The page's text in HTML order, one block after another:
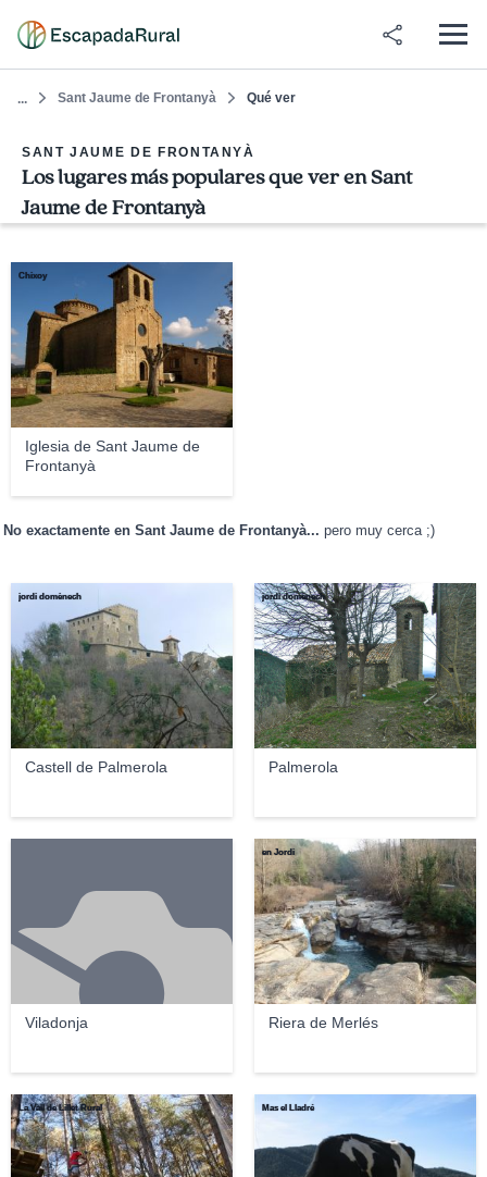
... Sant Jaume de Frontanyà Qué ver
SANT JAUME DE FRONTANYÀ
Los lugares más populares que ver en Sant
Jaume de Frontanyà
Iglesia de Sant Jaume de
Frontanyà
Chixoy
No exactamente en Sant Jaume de Frontanyà... pero muy cerca ;)
Castell de Palmerola
jordi domènech
Palmerola
jordi domènech
Viladonja Riera de Merlés
en Jordi
La Vall de Lillet Rural Mas el Lladré